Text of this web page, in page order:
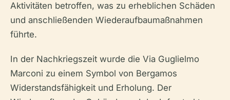
Aktivitäten betroffen, was zu erheblichen Schäden
und anschließenden Wiederaufbaumaßnahmen
führte.
In der Nachkriegszeit wurde die Via Guglielmo
Marconi zu einem Symbol von Bergamos
Widerstandsfähigkeit und Erholung. Der